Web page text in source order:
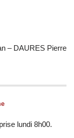
– DAURES Pierre
lundi 8h00.